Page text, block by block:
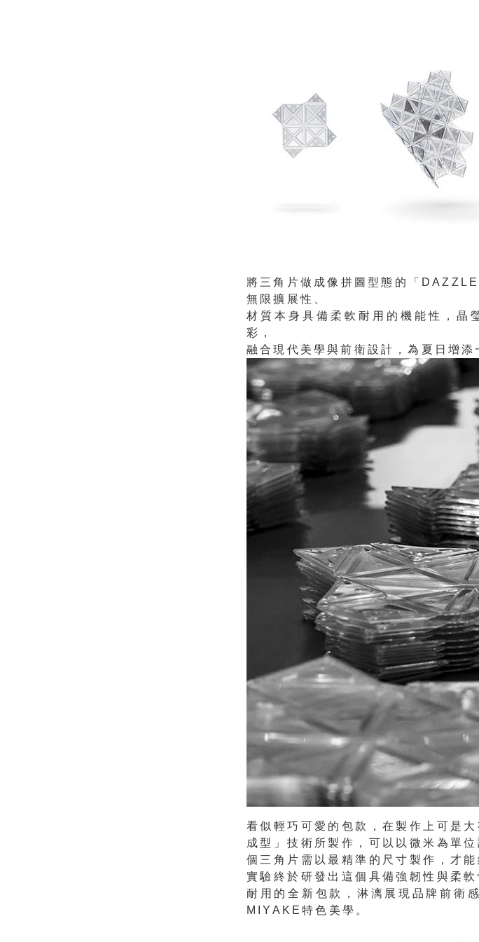
將三角片做成像拼圖型態的「
無限擴展性、
材質本身具備柔軟耐用的機能性，晶
彩，
融合現代美學與前衛設計，為夏日增添
看似輕巧可愛的包款，在製作上可是
成型」技術所製作，可以以微米為單
個三角片需以最精準的尺寸製作，才
實驗終於研發出這個具備強韌性與柔
耐用的全新包款，淋漓展現品牌前衛
MIYAKE特色美學。